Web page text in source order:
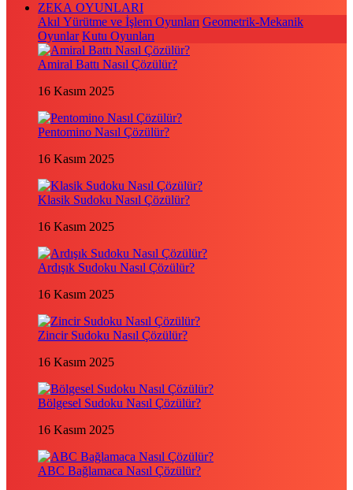
ZEKA OYUNLARI
Akıl Yürütme ve İşlem Oyunları Geometrik-Mekanik
Oyunlar Kutu Oyunları
Amiral Battı Nasıl Çözülür?
16 Kasım 2025
Pentomino Nasıl Çözülür?
16 Kasım 2025
Klasik Sudoku Nasıl Çözülür?
16 Kasım 2025
Ardışık Sudoku Nasıl Çözülür?
16 Kasım 2025
Zincir Sudoku Nasıl Çözülür?
16 Kasım 2025
Bölgesel Sudoku Nasıl Çözülür?
16 Kasım 2025
ABC Bağlamaca Nasıl Çözülür?